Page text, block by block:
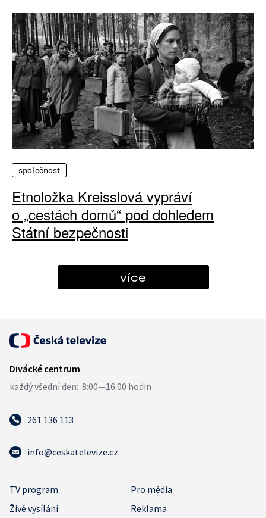
společnost
Etnoložka Kreisslová vypráví
o „cestách domů“ pod dohledem
Státní bezpečnosti
více
261 136 113
info@ceskatelevize.cz
TV program
Pro média
Živé vysílání
Reklama